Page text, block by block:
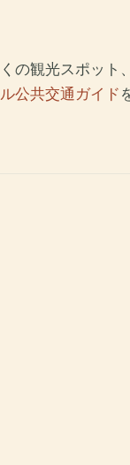
の観光スポット
公共交通ガイド